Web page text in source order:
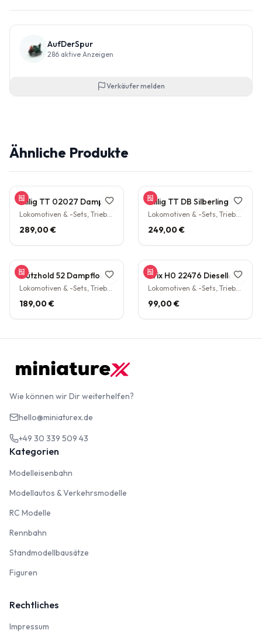
AufDerSpur
286 aktive Anzeigen
Verkäufer melden
Ähnliche Produkte
Tillig TT 02027 Dampflokomotive BR 38.10 der DB Epoche III Personenzuglok Schlepptender rarität
Lokomotiven & -Sets, Triebwagen
289,00 €
Tillig TT DB Silberling Nahverkehrs-Zugset 4-teilig Steuerwagen Hasenkasten Köln HBF Epoche IV rarität
Lokomotiven & -Sets, Triebwagen
249,00 €
Gützhold 52 Dampflokomotive 32 700 DB Tender Epoche III DC NEM H0 1:87
Lokomotiven & -Sets, Triebwagen
189,00 €
Trix H0 22476 Diesellokomotive BR V160 003 DB NEM Epoche IV H0 1:87
Lokomotiven & -Sets, Triebwagen
99,00 €
Wie können wir Dir weiterhelfen?
hello@miniaturex.de
+49 30 339 509 43
Kategorien
Modelleisenbahn
Modellautos & Verkehrsmodelle
RC Modelle
Rennbahn
Standmodellbausätze
Figuren
Rechtliches
Impressum